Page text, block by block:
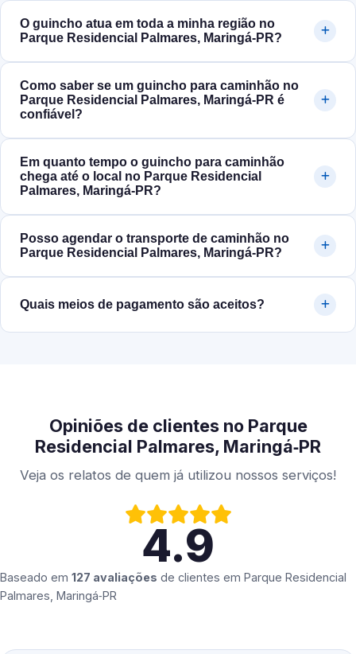
O guincho atua em toda a minha região no
Parque Residencial Palmares, Maringá‑PR?
Como saber se um guincho para caminhão no
Parque Residencial Palmares, Maringá‑PR é
confiável?
Em quanto tempo o guincho para caminhão
chega até o local no Parque Residencial
Palmares, Maringá‑PR?
Posso agendar o transporte de caminhão no
Parque Residencial Palmares, Maringá‑PR?
Quais meios de pagamento são aceitos?
Opiniões de clientes no Parque
Residencial Palmares, Maringá‑PR
Veja os relatos de quem já utilizou nossos serviços!
4.9
Baseado em 127 avaliações de clientes em Parque Residencial
Palmares, Maringá‑PR